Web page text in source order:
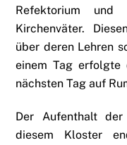
Refektorium
Kirchenväter.
über deren Lehren
einem Tag erfolgte
nächsten Tag auf
Der Aufenthalt der
diesem Kloster